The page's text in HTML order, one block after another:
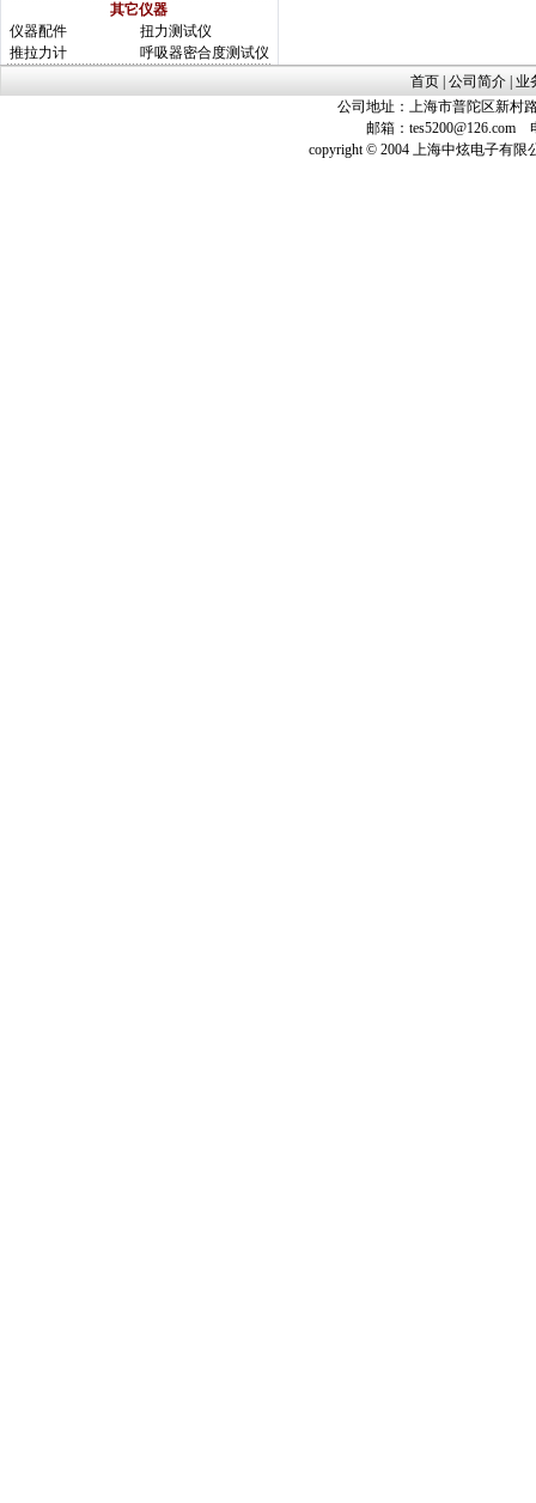
其它仪器
仪器配件
扭力测试仪
推拉力计
呼吸器密合度测试仪
首页 公司简介 业
公司地址：上海市普陀区新村
邮箱： tes5200@126.com电
copyright © 2004 上海中炫电子有